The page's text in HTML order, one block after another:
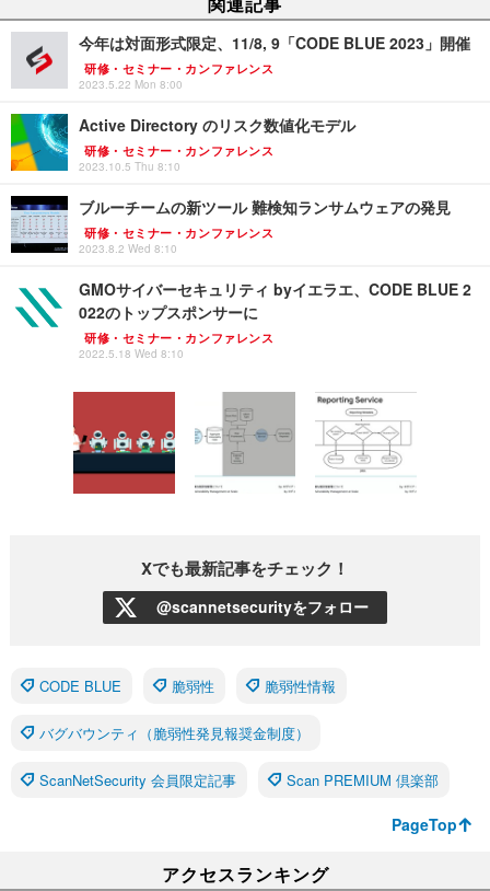
今年は対面形式限定、11/8, 9「CODE BLUE 2023」開催
研修・セミナー・カンファレンス
2023.5.22 Mon 8:00
Active Directory のリスク数値化モデル
研修・セミナー・カンファレンス
2023.10.5 Thu 8:10
ブルーチームの新ツール 難検知ランサムウェアの発見
研修・セミナー・カンファレンス
2023.8.2 Wed 8:10
GMOサイバーセキュリティ byイエラエ、CODE BLUE 2
022のトップスポンサーに
研修・セミナー・カンファレンス
2022.5.18 Wed 8:10
Xでも最新記事をチェック！
@scannetsecurityをフォロー
CODE BLUE 脆弱性 脆弱性情報
バグバウンティ（脆弱性発見報奨金制度）
ScanNetSecurity 会員限定記事 Scan PREMIUM 倶楽部
PageTop
アクセスランキング